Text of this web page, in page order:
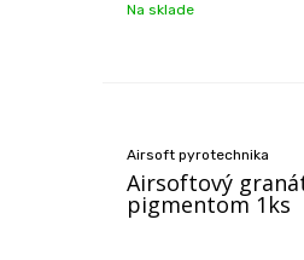
Na sklade
Airsoft pyrotechnika
Airsoftový
pigmentom 1ks